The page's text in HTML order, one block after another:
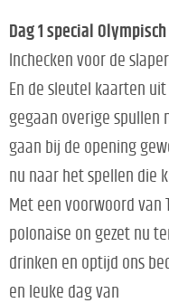
Dag 1 special
Inchecken voor de
En de sleutel kaarten
gegaan overige spullen
gaan bij de opening
nu naar het spellen die
Met een voorwoord van
polonaise on gezet nu
drinken en optijd ons
en leuke dag van